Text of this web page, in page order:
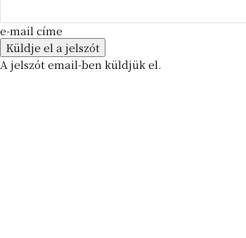
e-mail címe
A jelszót email-ben küldjük el.